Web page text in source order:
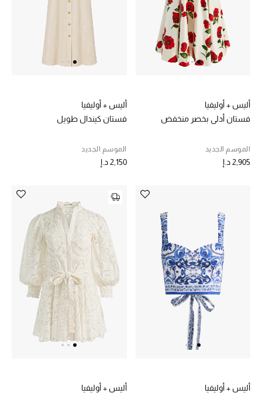
خصم حتى 70%
تسوقوا الآن
الموسم الجديد
الحقائب النسائية
أحذية النسائية
المجوهرات
أليس + أوليفيا
فستان أدلي بخصر منخفض
الموسم الجديد
2,905 د.إ
أليس + أوليفيا
فستان كيندال طويل
الموسم الجديد
2,150 د.إ
أليس + أوليفيا
أليس + أوليفيا